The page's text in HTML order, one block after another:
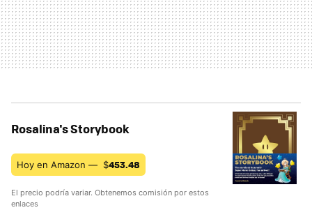
Rosalina's Storybook
Hoy en Amazon — $453.48
El precio podría variar. Obtenemos comisión por estos
enlaces